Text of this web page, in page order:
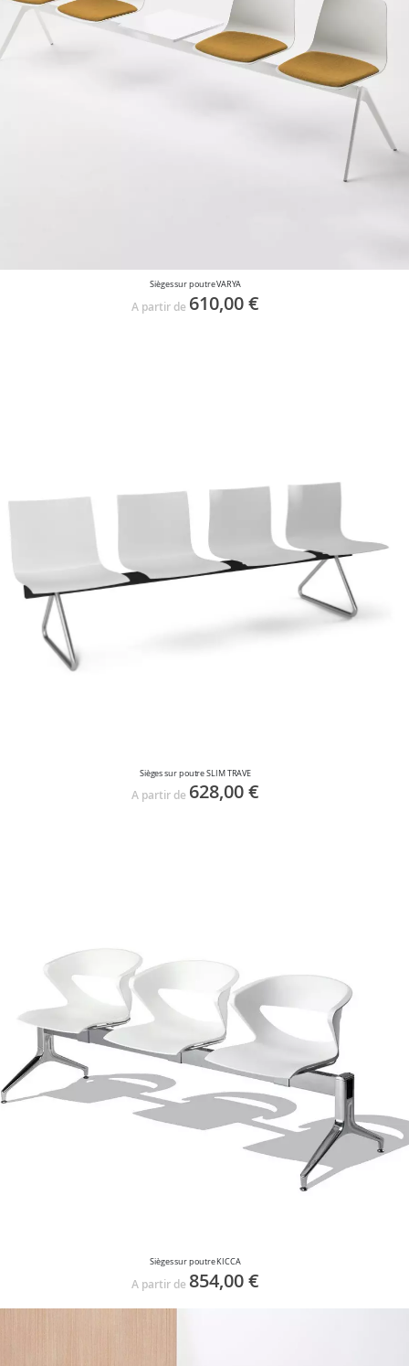
Sièges sur poutre VARYA
A partir de 610,00 €
Sièges sur poutre SLIM TRAVE
A partir de 628,00 €
Sièges sur poutre KICCA
A partir de 854,00 €